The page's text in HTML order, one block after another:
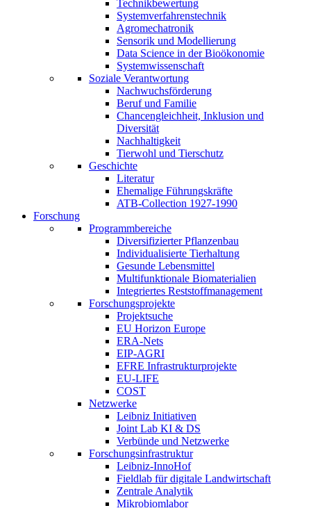
Technikbewertung
Systemverfahrenstechnik
Agromechatronik
Sensorik und Modellierung
Data Science in der Bioökonomie
Systemwissenschaft
Soziale Verantwortung
Nachwuchsförderung
Beruf und Familie
Chancengleichheit, Inklusion und
Diversität
Nachhaltigkeit
Tierwohl und Tierschutz
Geschichte
Literatur
Ehemalige Führungskräfte
ATB-Collection 1927-1990
Forschung
Programmbereiche
Diversifizierter Pflanzenbau
Individualisierte Tierhaltung
Gesunde Lebensmittel
Multifunktionale Biomaterialien
Integriertes Reststoffmanagement
Forschungsprojekte
Projektsuche
EU Horizon Europe
ERA-Nets
EIP-AGRI
EFRE Infrastrukturprojekte
EU-LIFE
COST
Netzwerke
Leibniz Initiativen
Joint Lab KI & DS
Verbünde und Netzwerke
Forschungsinfrastruktur
Leibniz-InnoHof
Fieldlab für digitale Landwirtschaft
Zentrale Analytik
Mikrobiomlabor